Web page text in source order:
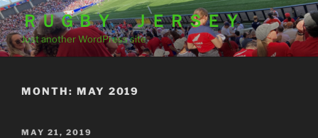
Skip
to
content
ＲＵＧＢＹ ＪＥＲＳＥＹ
Just another WordPress site
MONTH: MAY 2019
POSTED
MAY 21, 2019